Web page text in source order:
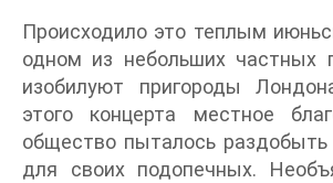
Происходило это теплым
одном из небольших частных
изобилуют пригороды
этого концерта местное
общество пыталось раздобыть
для своих подопечных.